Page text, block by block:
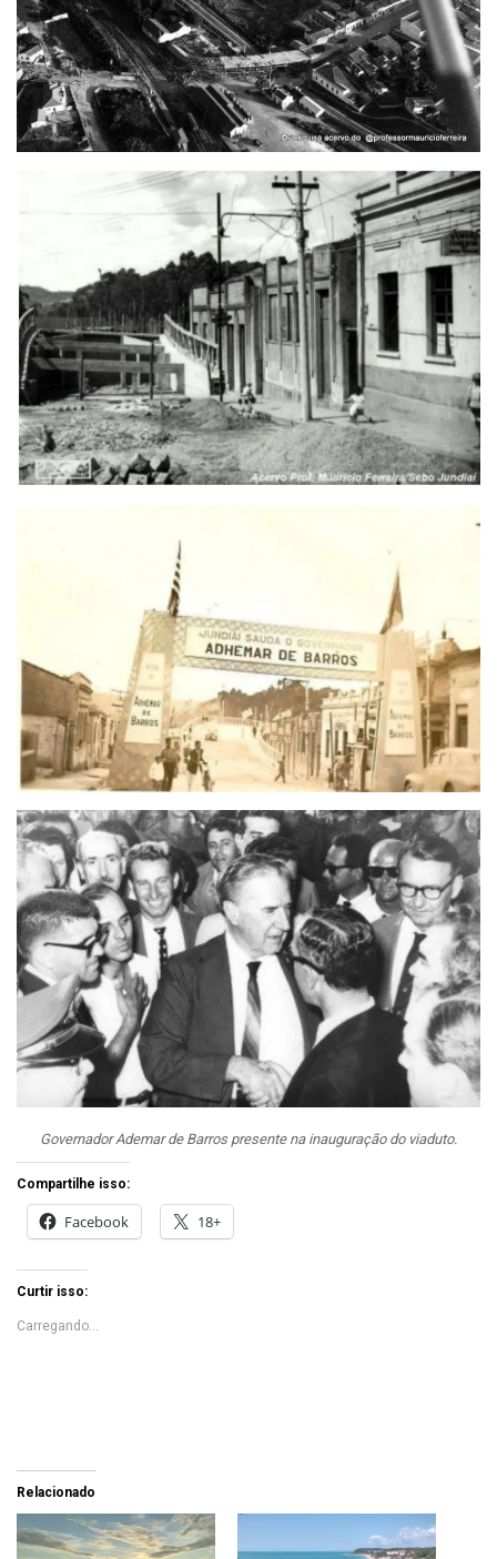
Governador Ademar de Barros presente na inauguração do viaduto.
Compartilhe isso:
Facebook 18+
Curtir isso:
Carregando...
Relacionado